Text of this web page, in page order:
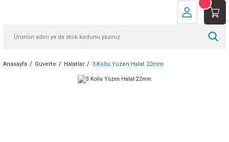
Anasayfa Güverte Halatlar 3 Kollu Yüzen Halat 22mm